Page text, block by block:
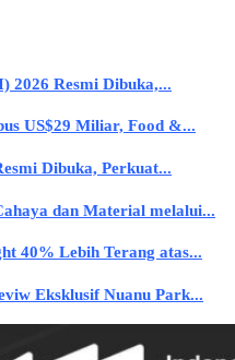
2026 Resmi Dibuka,...
US$29 Miliar, Food &...
Dibuka, Perkuat...
dan Material melalui...
40% Lebih Terang atas...
Eksklusif Nuanu Park...